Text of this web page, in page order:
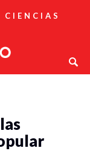
CIENCIAS